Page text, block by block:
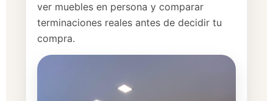
ver muebles en persona y comparar
terminaciones reales antes de decidir tu
compra.